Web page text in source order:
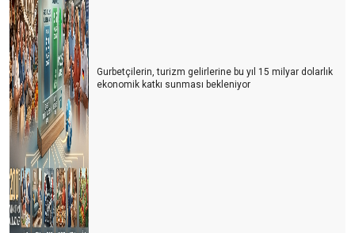
Gurbetçilerin, turizm gelirlerine bu yıl 15 milyar dolarlık
ekonomik katkı sunması bekleniyor